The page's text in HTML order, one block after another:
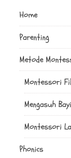
Home
Parenting
Metode
Montessori
Mengasuh
Montessori
Phonics